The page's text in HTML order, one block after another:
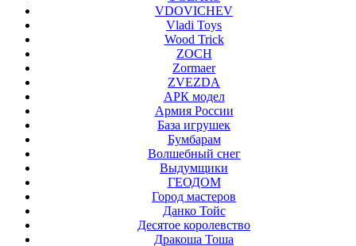
VDOVICHEV
Vladi Toys
Wood Trick
ZOCH
Zormaer
ZVEZDA
АРК модел
Армия России
База игрушек
Бумбарам
Волшебный снег
Выдумщики
ГЕОДОМ
Город мастеров
Данко Тойс
Десятое королевство
Дракоша Тоша